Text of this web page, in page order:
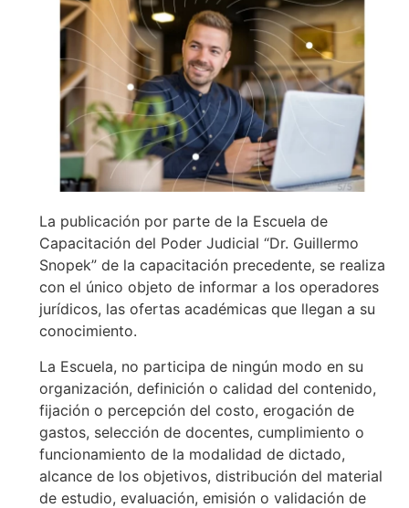
La publicación por parte de la Escuela de
Capacitación del Poder Judicial “Dr. Guillermo
Snopek” de la capacitación precedente, se realiza
con el único objeto de informar a los operadores
jurídicos, las ofertas académicas que llegan a su
conocimiento.
La Escuela, no participa de ningún modo en su
organización, definición o calidad del contenido,
fijación o percepción del costo, erogación de
gastos, selección de docentes, cumplimiento o
funcionamiento de la modalidad de dictado,
alcance de los objetivos, distribución del material
de estudio, evaluación, emisión o validación de